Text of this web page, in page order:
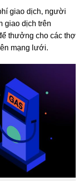
giao dịch, người
giao dịch trên
thưởng cho các thợ
mạng lưới.